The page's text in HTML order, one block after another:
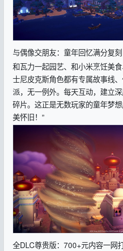
与偶像交朋友：童年回忆满分复刻
和瓦力一起园艺、和小米烹饪美
士尼皮克斯角色都有专属故事线
派，无一例外。每天互动，建立
碎片。这正是无数玩家的童年梦
美怀旧！”
全DLC尊贵版：700+元内容一网打